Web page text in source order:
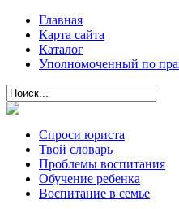
Главная
Карта сайта
Каталог
Уполномоченный по
Спроси юриста
Твой словарь
Проблемы воспитания
Обучение ребенка
Воспитание в семье